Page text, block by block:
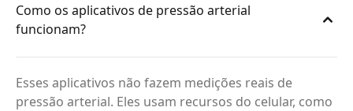
Como os aplicativos de pressão arterial
funcionam?
Esses aplicativos não fazem medições reais de
pressão arterial. Eles usam recursos do celular, como